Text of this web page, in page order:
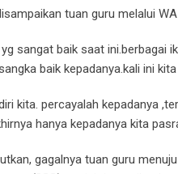
tuan guru melalui
sangat baik saat ini.berbagai
baik kepadanya.kali ini
kita. percayalah kepadanya
hanya kepadanya kita
gagalnya tuan guru